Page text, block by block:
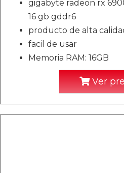
gigabyte radeon rx
16 gb gddr6
producto de alta
facil de usar
Memoria RAM: 16GB
Ver